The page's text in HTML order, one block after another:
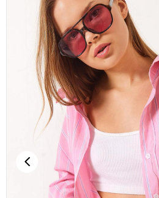
1000 TL ve üzeri